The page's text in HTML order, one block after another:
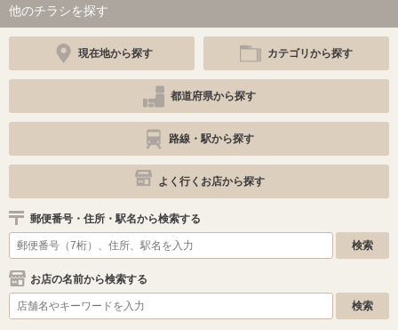
他のチラシを探す
現在地から探す カテゴリから探す
都道府県から探す
路線・駅から探す
よく行くお店から探す
郵便番号・住所・駅名から検索する
お店の名前から検索する